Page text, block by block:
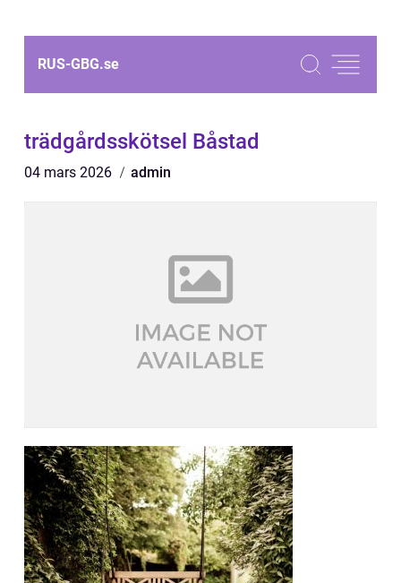
RUS-GBG.se
trädgårdsskötsel Båstad
04 mars 2026 admin